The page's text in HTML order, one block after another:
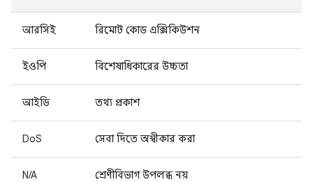
আরসিই রিমোট কোড এক্সিকিউশন
ইওপি বিশেষাধিকারের উচ্চতা
আইডি তথ্য প্রকাশ
DoS সেবা দিতে অস্বীকার করা
N/A শ্রেণীবিভাগ উপলব্ধ নয়